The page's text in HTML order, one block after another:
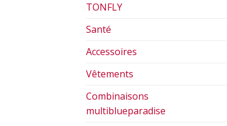
TONFLY
Santé
Accessoires
Vêtements
Combinaisons
multiblueparadise